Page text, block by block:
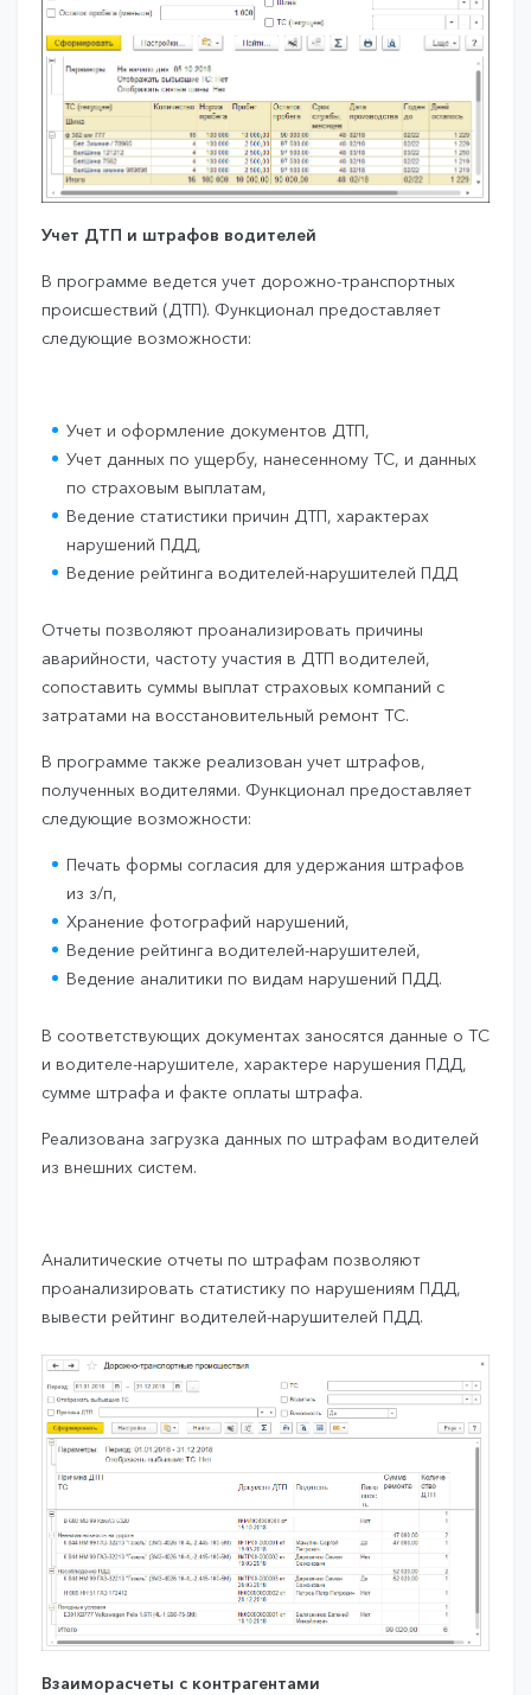
Учет ДТП и штрафов водителей
В программе ведется учет дорожно-транспортных
происшествий (ДТП). Функционал предоставляет
следующие возможности:
Учет и оформление документов ДТП,
Учет данных по ущербу, нанесенному ТС, и данных
по страховым выплатам,
Ведение статистики причин ДТП, характерах
нарушений ПДД,
Ведение рейтинга водителей-нарушителей ПДД
Отчеты позволяют проанализировать причины
аварийности, частоту участия в ДТП водителей,
сопоставить суммы выплат страховых компаний с
затратами на восстановительный ремонт ТС.
В программе также реализован учет штрафов,
полученных водителями. Функционал предоставляет
следующие возможности:
Печать формы согласия для удержания штрафов
из з/п,
Хранение фотографий нарушений,
Ведение рейтинга водителей-нарушителей,
Ведение аналитики по видам нарушений ПДД.
В соответствующих документах заносятся данные о ТС
и водителе-нарушителе, характере нарушения ПДД,
сумме штрафа и факте оплаты штрафа.
Реализована загрузка данных по штрафам водителей
из внешних систем.
Аналитические отчеты по штрафам позволяют
проанализировать статистику по нарушениям ПДД,
вывести рейтинг водителей-нарушителей ПДД.
Взаиморасчеты с контрагентами